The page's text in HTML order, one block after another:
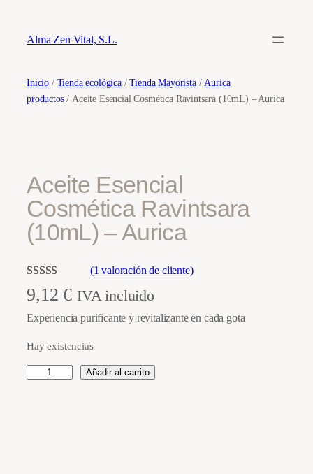
Alma Zen Vital, S.L.
Inicio / Tienda ecológica/Tienda Mayorista/ Aurica
productos/ Aceite Esencial Cosmética Ravintsara (10mL) – Aurica
Aceite Esencial
Cosmética Ravintsara
(10mL) – Aurica
Valorado con
5.00
base a
1
valoración de
(1 valoración de cliente)
9,12€ IVA incluido
Experiencia purificante y revitalizante en cada gota
Hay existencias
Añadir al carrito